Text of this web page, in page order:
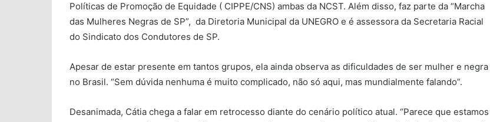
Políticas de Promoção de Equidade ( CIPPE/CNS) ambas da NCST. Além disso, faz parte da “Marcha
das Mulheres Negras de SP”, da Diretoria Municipal da UNEGRO e é assessora da Secretaria Racial
do Sindicato dos Condutores de SP.
Apesar de estar presente em tantos grupos, ela ainda observa as dificuldades de ser mulher e negra
no Brasil. “Sem dúvida nenhuma é muito complicado, não só aqui, mas mundialmente falando”.
Desanimada, Cátia chega a falar em retrocesso diante do cenário político atual. “Parece que estamos